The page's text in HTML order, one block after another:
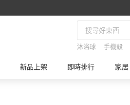
沐浴球 手機殼
新品上架 即時排行 家居